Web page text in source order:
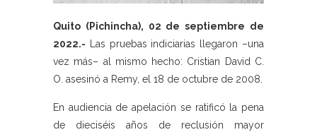
Quito (Pichincha), 02 de septiembre de
2022.- Las pruebas indiciarias llegaron –una
vez más– al mismo hecho: Cristian David C.
O. asesinó a Remy, el 18 de octubre de 2008.
En audiencia de apelación se ratificó la pena
de dieciséis años de reclusión mayor